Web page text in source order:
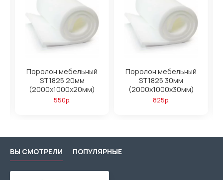
Поролон мебельный
ST1825 20мм
(2000x1000x20мм)
550р.
Поролон мебельный
ST1825 30мм
(2000x1000x30мм)
825р.
ВЫ СМОТРЕЛИ ПОПУЛЯРНЫЕ